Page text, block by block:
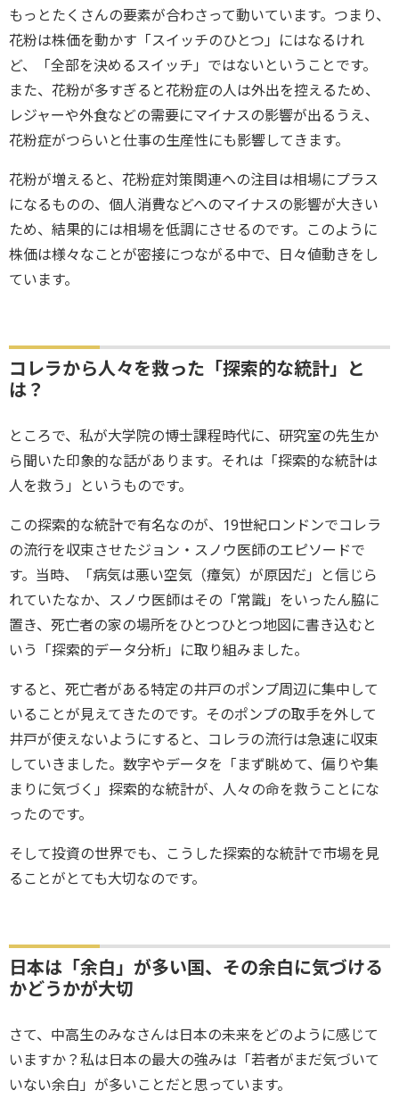
もっとたくさんの要素が合わさって動いています。つまり、
花粉は株価を動かす「スイッチのひとつ」にはなるけれ
ど、「全部を決めるスイッチ」ではないということです。
また、花粉が多すぎると花粉症の人は外出を控えるため、
レジャーや外食などの需要にマイナスの影響が出るうえ、
花粉症がつらいと仕事の生産性にも影響してきます。
花粉が増えると、花粉症対策関連への注目は相場にプラス
になるものの、個人消費などへのマイナスの影響が大きい
ため、結果的には相場を低調にさせるのです。このように
株価は様々なことが密接につながる中で、日々値動きをし
ています。
コレラから人々を救った「探索的な統計」と
は？
ところで、私が大学院の博士課程時代に、研究室の先生か
ら聞いた印象的な話があります。それは「探索的な統計は
人を救う」というものです。
この探索的な統計で有名なのが、19世紀ロンドンでコレラ
の流行を収束させたジョン・スノウ医師のエピソードで
す。当時、「病気は悪い空気（瘴気）が原因だ」と信じら
れていたなか、スノウ医師はその「常識」をいったん脇に
置き、死亡者の家の場所をひとつひとつ地図に書き込むと
いう「探索的データ分析」に取り組みました。
すると、死亡者がある特定の井戸のポンプ周辺に集中して
いることが見えてきたのです。そのポンプの取手を外して
井戸が使えないようにすると、コレラの流行は急速に収束
していきました。数字やデータを「まず眺めて、偏りや集
まりに気づく」探索的な統計が、人々の命を救うことにな
ったのです。
そして投資の世界でも、こうした探索的な統計で市場を見
ることがとても大切なのです。
日本は「余白」が多い国、その余白に気づける
かどうかが大切
さて、中高生のみなさんは日本の未来をどのように感じて
いますか？私は日本の最大の強みは「若者がまだ気づいて
いない余白」が多いことだと思っています。